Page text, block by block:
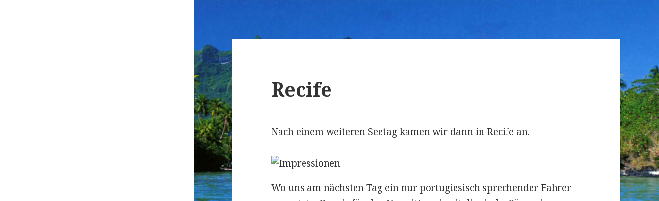
Recife
Nach einem weiteren Seetag kamen wir dann in Recife an.
Wo uns am nächsten Tag ein nur portugiesisch sprechender Fahrer